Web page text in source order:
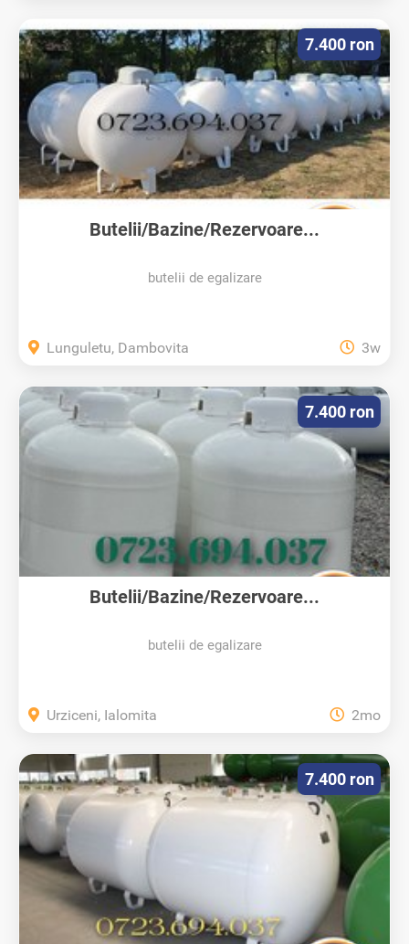
Butelii/Bazine/Rezervoare...
butelii de egalizare
7.400 ron
Lunguletu, Dambovita 3w
Butelii/Bazine/Rezervoare...
butelii de egalizare
7.400 ron
Urziceni, Ialomita 2mo
7.400 ron